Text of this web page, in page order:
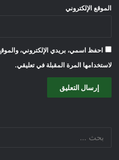
الموقع الإلكتروني
احفظ اسمي، بريدي الإلكتروني،
لاستخدامها المرة المقبلة في تعليقي.